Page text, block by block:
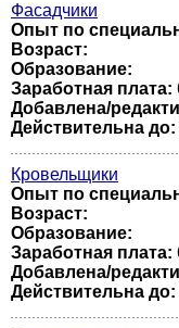
Фасадчики
Опыт по
Возраст:
Образование:
Заработная плата:
Добавлена/
Действительна до:
Кровельщики
Опыт по
Возраст:
Образование:
Заработная плата:
Добавлена/
Действительна до: